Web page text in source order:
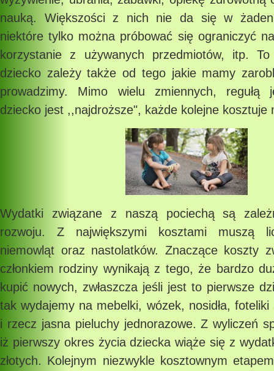
nauką. Większości z nich nie da się w
niektóre tylko można próbować się ograniczyć
korzystanie z używanych przedmiotów, itp.
dziecko zależy także od tego jakie mamy
prowadzimy. Mimo wielu zmiennych, regułą
dziecko jest ,,najdroższe", każde kolejne kosztuje
Wydatki związane z naszą pociechą są
rozwoju. Z największymi kosztami muszą
niemowląt oraz nastolatków. Znaczące koszty
członkiem rodziny wynikają z tego, że bardzo
kupić nowych, zwłaszcza jeśli jest to pierwsze
tak wydajemy na mebelki, wózek, nosidła,
i rzecz jasna pieluchy jednorazowe. Z wyliczeń
iż pierwszy okres życia dziecka wiąże się z
złotych. Kolejnym niezwykle kosztownym